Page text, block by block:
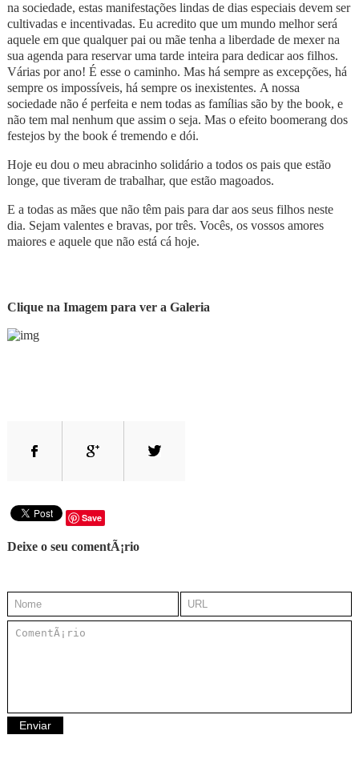
na sociedade, estas manifestações lindas de dias especiais devem ser
cultivadas e incentivadas. Eu acredito que um mundo melhor será
aquele em que qualquer pai ou mãe tenha a liberdade de mexer na
sua agenda para reservar uma tarde inteira para dedicar aos filhos.
Várias por ano! É esse o caminho. Mas há sempre as excepções, há
sempre os impossíveis, há sempre os inexistentes. A nossa
sociedade não é perfeita e nem todas as famílias são by the book, e
não tem mal nenhum que assim o seja. Mas o efeito boomerang dos
festejos by the book é tremendo e dói.
Hoje eu dou o meu abracinho solidário a todos os pais que estão
longe, que tiveram de trabalhar, que estão magoados.
E a todas as mães que não têm pais para dar aos seus filhos neste
dia. Sejam valentes e bravas, por três. Vocês, os vossos amores
maiores e aquele que não está cá hoje.
Clique na Imagem para ver a Galeria
Save
Deixe o seu comentÃ¡rio